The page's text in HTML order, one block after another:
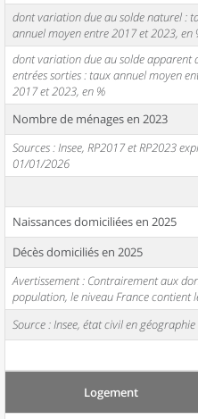
dont variation due au solde naturel :
annuel moyen entre 2017 et 2023, en
dont variation due au solde apparent
entrées sorties : taux annuel moyen
2017 et 2023, en %
Nombre de ménages en 2023
Sources : Insee, RP2017 et RP2023
01/01/2026
Naissances domiciliées en 2025
Décès domiciliés en 2025
Avertissement : Contrairement aux
population, le niveau France contient
Source : Insee, état civil en
Logement